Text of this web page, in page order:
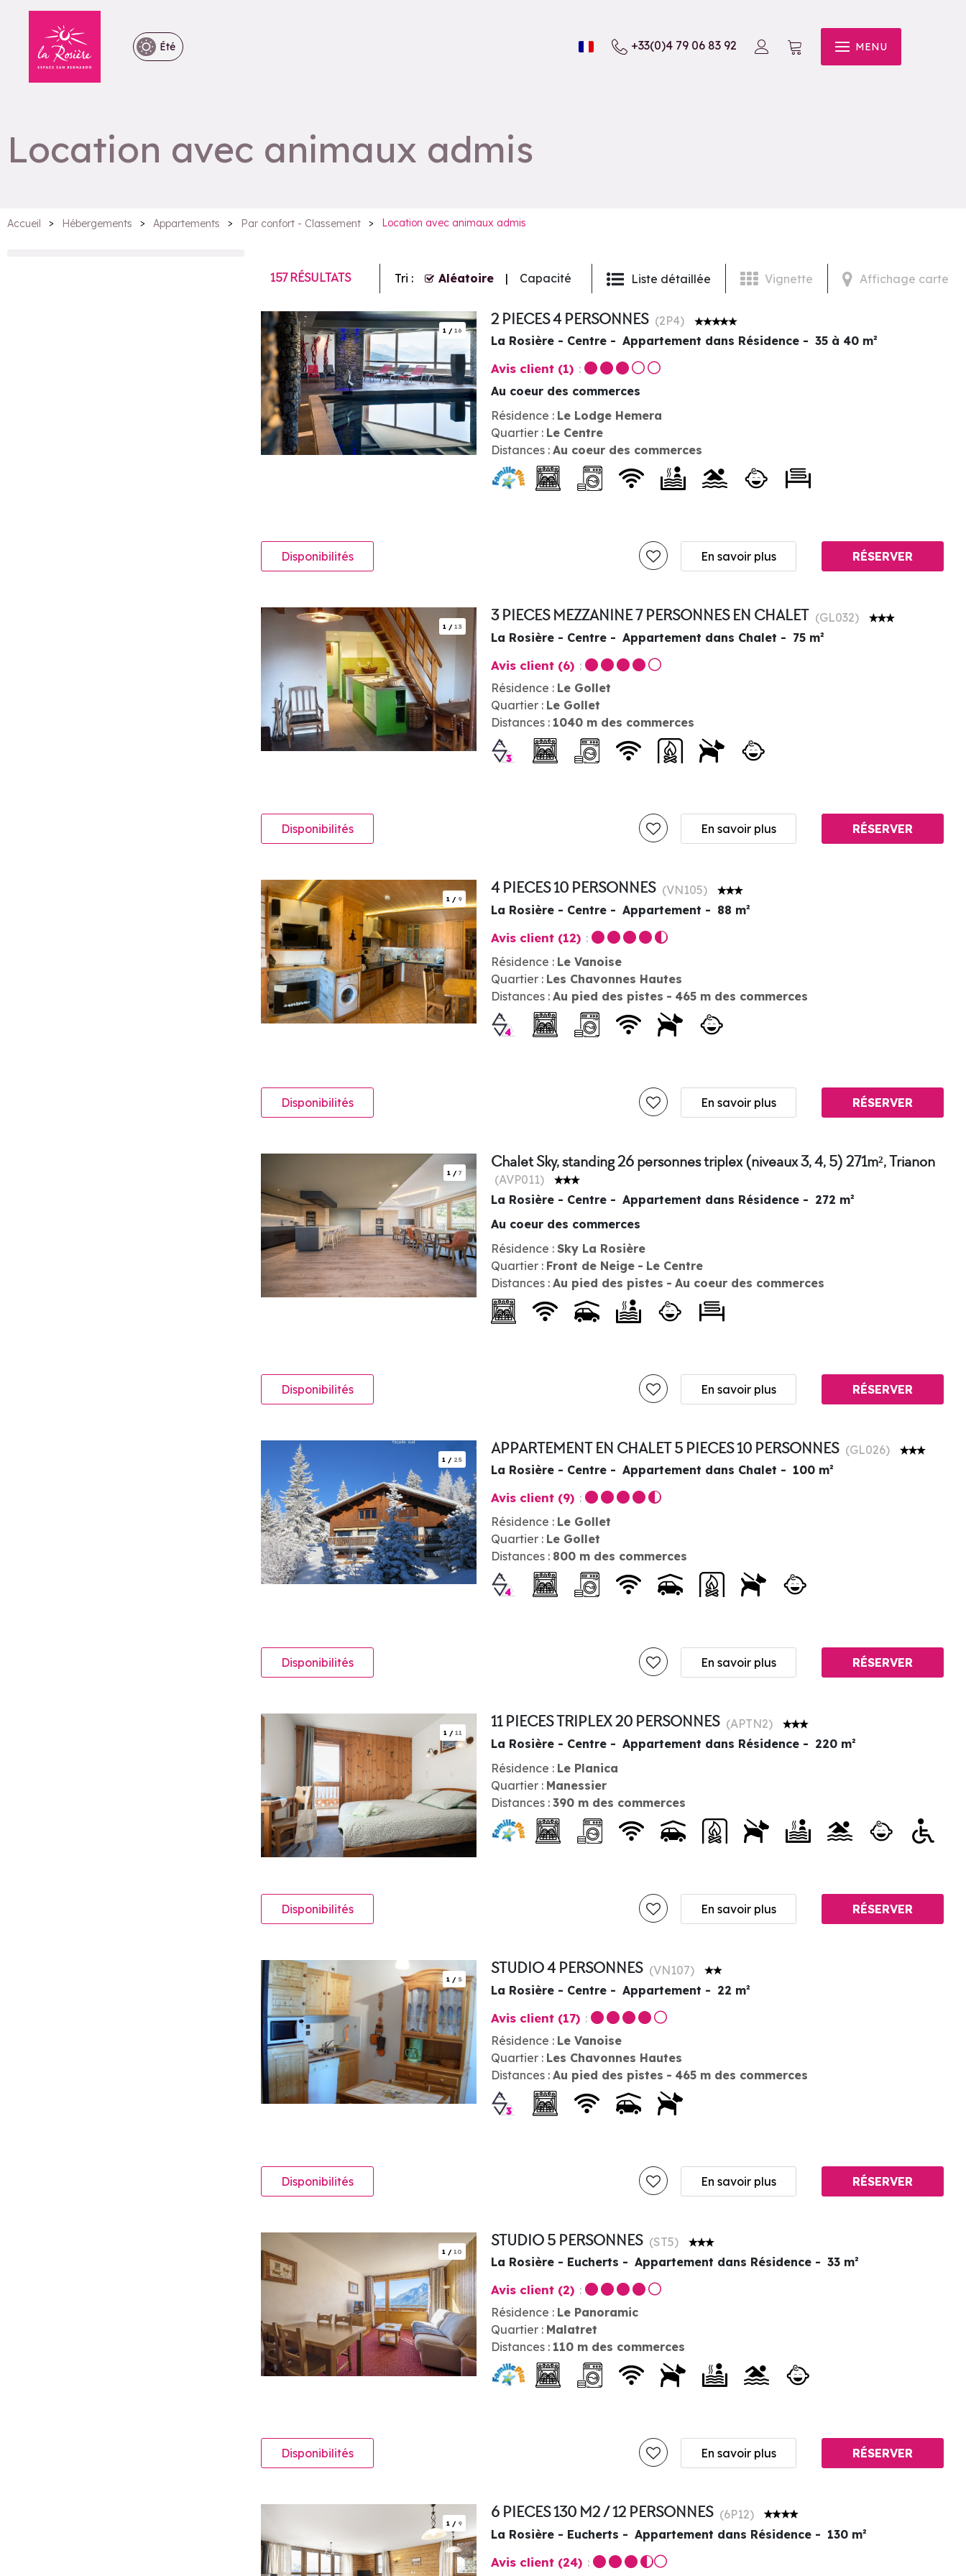
Été +33(0)4 79 06 83 92 MENU
Location avec animaux admis
Accueil > Hébergements > Appartements > Par confort - Classement > Location avec animaux admis
Liste détaillée Vignette Affichage carte
157RÉSULTATS Tri : Aléatoire Capacité
1 / 16
2 PIECES 4 PERSONNES (2P4)
La Rosière - Centre
Appartement dans Résidence 35 à 40 m²
Avis client (1)
Résidence : Le Lodge Hemera
Quartier : Le Centre
Distances : Au coeur des commerces
Au coeur des commerces
En savoir plus RÉSERVER
Disponibilités
1 / 13
3 PIECES MEZZANINE 7 PERSONNES EN CHALET (GL032)
La Rosière - Centre
Appartement dans Chalet 75 m²
Avis client (6)
Résidence : Le Gollet
Quartier : Le Gollet
Distances : 1040 m des commerces
En savoir plus RÉSERVER
Disponibilités
1 / 9
4 PIECES 10 PERSONNES (VN105)
La Rosière - Centre
Appartement 88 m²
Avis client (12)
Résidence : Le Vanoise
Quartier : Les Chavonnes Hautes
Distances : Au pied des pistes 465 m des commerces
En savoir plus RÉSERVER
Disponibilités
1 / 7
Chalet Sky, standing 26 personnes triplex (niveaux 3, 4, 5) 271m², Trianon
(AVP011)
La Rosière - Centre
Appartement dans Résidence 272 m²
Résidence : Sky La Rosière
Quartier : Front de Neige
Le Centre
Distances : Au pied des pistes Au coeur des commerces
Au coeur des commerces
En savoir plus RÉSERVER
Disponibilités
1 / 25
APPARTEMENT EN CHALET 5 PIECES 10 PERSONNES (GL026)
La Rosière - Centre
Appartement dans Chalet 100 m²
Avis client (9)
Résidence : Le Gollet
Quartier : Le Gollet
Distances : 800 m des commerces
En savoir plus RÉSERVER
Disponibilités
1 / 11
11 PIECES TRIPLEX 20 PERSONNES (APTN2)
La Rosière - Centre
Appartement dans Résidence 220 m²
Résidence : Le Planica
Quartier : Manessier
Distances : 390 m des commerces
En savoir plus RÉSERVER
Disponibilités
1 / 5
STUDIO 4 PERSONNES (VN107)
La Rosière - Centre
Appartement 22 m²
Avis client (17)
Résidence : Le Vanoise
Quartier : Les Chavonnes Hautes
Distances : Au pied des pistes 465 m des commerces
En savoir plus RÉSERVER
Disponibilités
1 / 10
STUDIO 5 PERSONNES (ST5)
La Rosière - Eucherts
Appartement dans Résidence 33 m²
Avis client (2)
Résidence : Le Panoramic
Quartier : Malatret
Distances : 110 m des commerces
En savoir plus RÉSERVER
Disponibilités
1 / 9
6 PIECES 130 M2 / 12 PERSONNES (6P12)
La Rosière - Eucherts
Appartement dans Résidence 130 m²
Avis client (24)